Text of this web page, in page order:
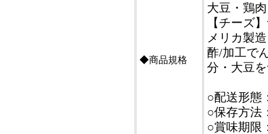
◆商品規格
大豆・鶏
【チーズ
メリカ製
酢/加工で
分・大豆
○配送形態
○保存方法
○賞味期限